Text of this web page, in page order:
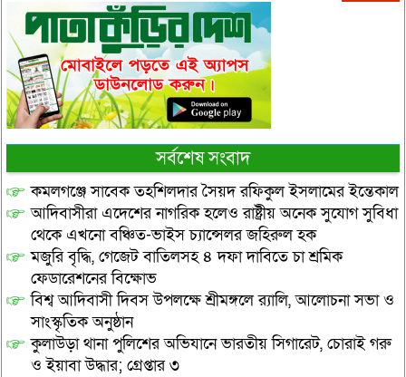
সর্বশেষ সংবাদ
কমলগঞ্জে সাবেক তহশিলদার সৈয়দ রফিকুল ইসলামের ইন্তেকাল
আদিবাসীরা এদেশের নাগরিক হলেও রাষ্ট্রীয় অনেক সুযোগ সুবিধা
থেকে এখনো বঞ্চিত-ভাইস চ্যান্সেলর জহিরুল হক
মজুরি বৃদ্ধি, গেজেট বাতিলসহ ৪ দফা দাবিতে চা শ্রমিক
ফেডারেশনের বিক্ষোভ
বিশ্ব আদিবাসী দিবস উপলক্ষে শ্রীমঙ্গলে র‌্যালি, আলোচনা সভা ও
সাংস্কৃতিক অনুষ্ঠান
কুলাউড়া থানা পুলিশের অভিযানে ভারতীয় সিগারেট, চোরাই গরু
ও ইয়াবা উদ্ধার; গ্রেপ্তার ৩